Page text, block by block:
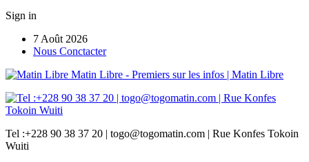
Sign in
7 Août 2026
Nous Conctacter
Matin Libre - Premiers sur les infos | Matin Libre
Tel :+228 90 38 37 20 | togo@togomatin.com | Rue Konfes Tokoin
Wuiti